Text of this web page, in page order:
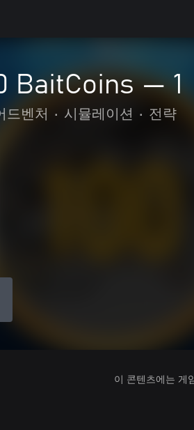
BaitCoins — 1
드벤처 • 시뮬레이션 • 전략
이 콘텐츠에는 게